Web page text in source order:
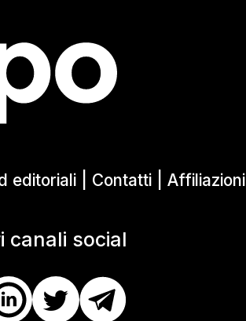
editoriali| Contatti| Affiliazioni
canali social